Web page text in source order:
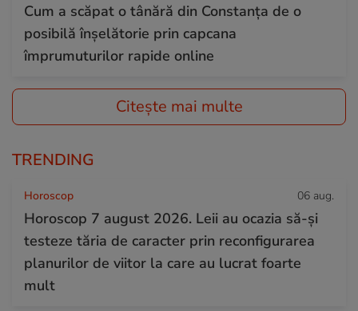
Cum a scăpat o tânără din Constanța de o
posibilă înșelătorie prin capcana
împrumuturilor rapide online
Citește mai multe
TRENDING
Horoscop 06 aug.
Horoscop 7 august 2026. Leii au ocazia să-și
testeze tăria de caracter prin reconfigurarea
planurilor de viitor la care au lucrat foarte
mult